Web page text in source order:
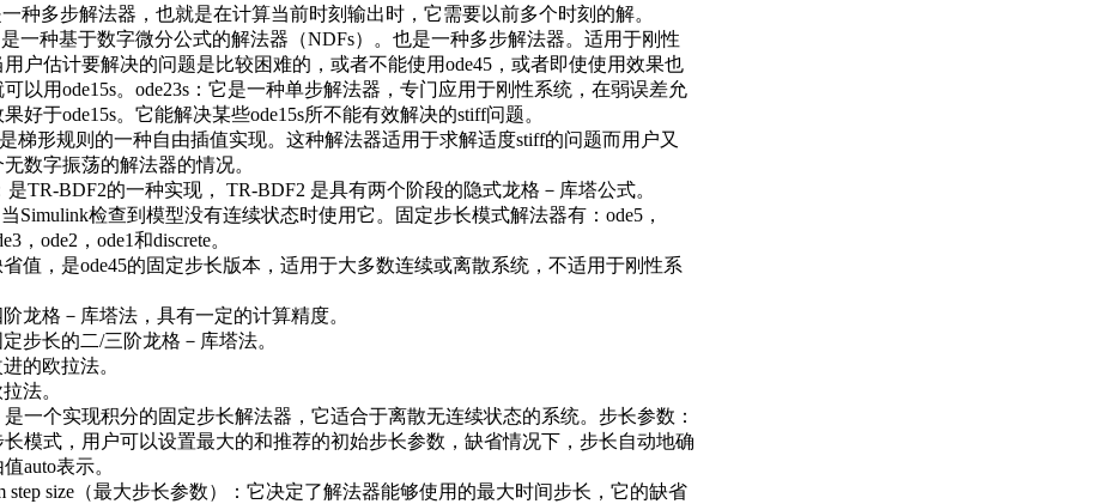
一种多步解法器，也就是在计算当前时刻输出时，它需要以前多个时刻的解。
是一种基于数字微分公式的解法器（NDFs）。也是一种多步解法器。适用于刚性
用户估计要解决的问题是比较困难的，或者不能使用ode45，或者即使使用效果也
以用ode15s。ode23s：它是一种单步解法器，专门应用于刚性系统，在弱误差允
好于ode15s。它能解决某些ode15s所不能有效解决的stiff问题。
梯形规则的一种自由插值实现。这种解法器适用于求解适度stiff的问题而用户又
数字振荡的解法器的情况。
是TR-BDF2的一种实现， TR-BDF2 是具有两个阶段的隐式龙格－库塔公式。
当Simulink检查到模型没有连续状态时使用它。固定步长模式解法器有：ode5，
，ode2，ode1和discrete。
省值，是ode45的固定步长版本，适用于大多数连续或离散系统，不适用于刚性系
阶龙格－库塔法，具有一定的计算精度。
定步长的二/三阶龙格－库塔法。
的欧拉法。
法。
是一个实现积分的固定步长解法器，它适合于离散无连续状态的系统。步长参数：
长模式，用户可以设置最大的和推荐的初始步长参数，缺省情况下，步长自动地确
auto表示。
step size（最大步长参数）：它决定了解法器能够使用的最大时间步长，它的缺省